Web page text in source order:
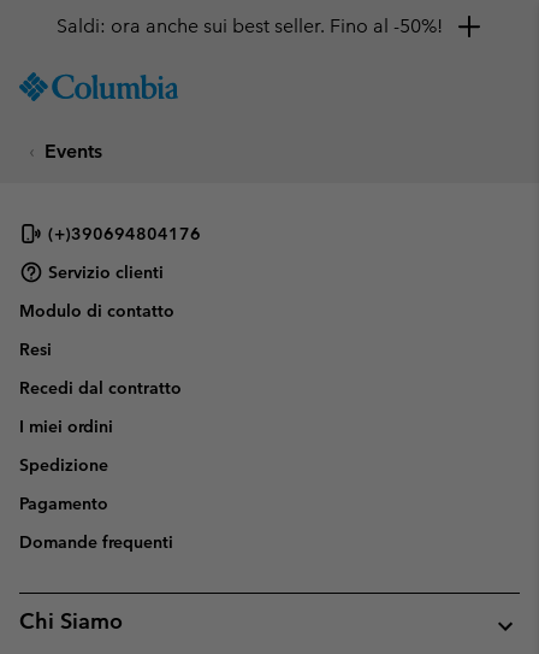
TO
SKIP
NAV
SKIP
SEARCH
Saldi: ora anche sui best seller. Fino al -50%!
Events
(+)390694804176
Servizio clienti
Modulo di contatto
Resi
Recedi dal contratto
I miei ordini
Spedizione
Pagamento
Domande frequenti
Chi Siamo